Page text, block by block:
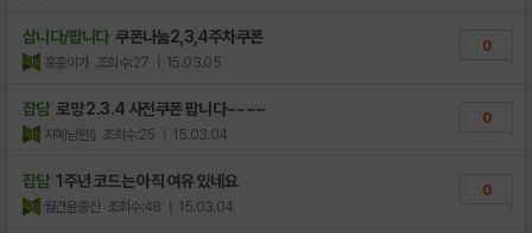
삽니다/팝니다 쿠폰나눔2,3,4주차쿠폰
홍홍이가 조회수:27 | 15.03.05
0
잡담 로망 2.3.4 사전쿠폰 팝니다~~~~
지혜남편§ 조회수:25 | 15.03.04
0
잡담 1주년 코드는 아직 여유 있네요
월간윤종신 조회수:48 | 15.03.04
0